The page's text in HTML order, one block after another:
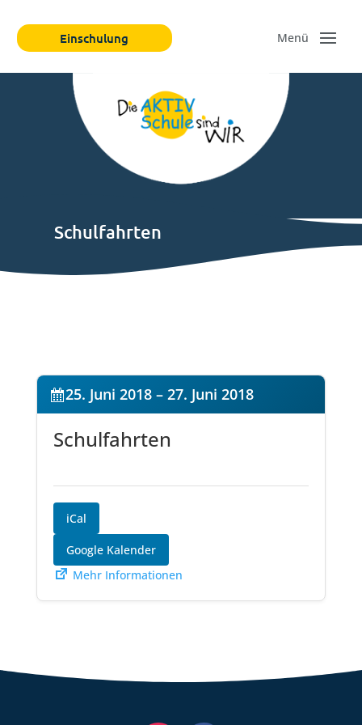
Einschulung
Schulfahrten
25. Juni 2018 – 27. Juni 2018
Schulfahrten
iCal
Google Kalender
Mehr Informationen